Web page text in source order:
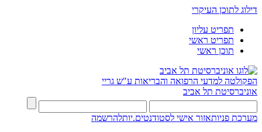
דילוג לתוכן העיקרי
תפריט עליון
תפריט ראשי
תוכן ראשי
הפקולטה למדעי הרפואה והבריאות ע"ש גריי
אוניברסיטת תל אביב
מערכת פניותאזור אישי לסטודנטים.יותלהרשמה